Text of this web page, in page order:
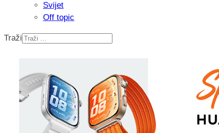
Svijet
Off topic
Traži